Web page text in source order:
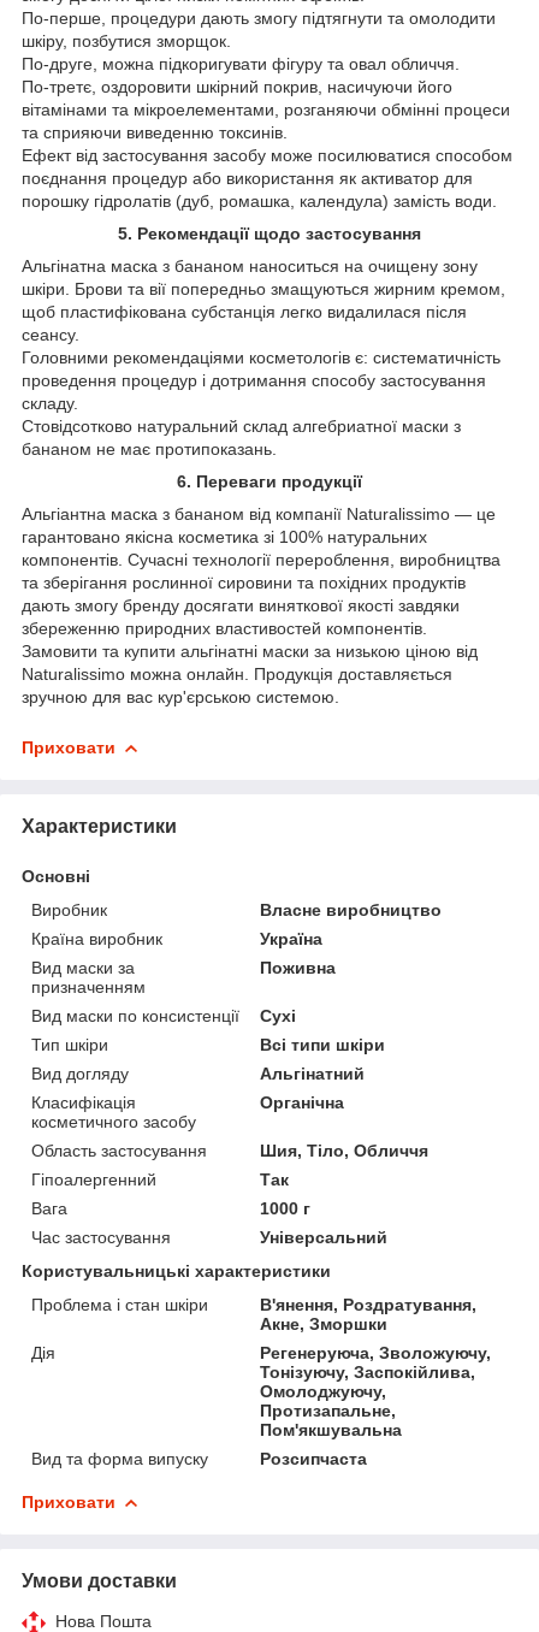
По-перше, процедури дають змогу підтягнути та омолодити
шкіру, позбутися зморщок.
По-друге, можна підкоригувати фігуру та овал обличчя.
По-третє, оздоровити шкірний покрив, насичуючи його
вітамінами та мікроелементами, розганяючи обмінні процеси
та сприяючи виведенню токсинів.
Ефект від застосування засобу може посилюватися способом
поєднання процедур або використання як активатор для
порошку гідролатів (дуб, ромашка, календула) замість води.
5. Рекомендації щодо застосування
Альгінатна маска з бананом наноситься на очищену зону
шкіри. Брови та вії попередньо змащуються жирним кремом,
щоб пластифікована субстанція легко видалилася після
сеансу.
Головними рекомендаціями косметологів є: систематичність
проведення процедур і дотримання способу застосування
складу.
Стовідсотково натуральний склад алгебриатної маски з
бананом не має протипоказань.
6. Переваги продукції
Альгіантна маска з бананом від компанії Naturalissimo — це
гарантовано якісна косметика зі 100% натуральних
компонентів. Сучасні технології перероблення, виробництва
та зберігання рослинної сировини та похідних продуктів
дають змогу бренду досягати виняткової якості завдяки
збереженню природних властивостей компонентів.
Замовити та купити альгінатні маски за низькою ціною від
Naturalissimo можна онлайн. Продукція доставляється
зручною для вас кур'єрською системою.
Приховати
Характеристики
Основні
Виробник
Власне виробництво
Країна виробник
Україна
Вид маски за
призначенням
Поживна
Вид маски по консистенції
Сухі
Тип шкіри
Всі типи шкіри
Вид догляду
Альгінатний
Класифікація
косметичного засобу
Органічна
Область застосування
Шия, Тіло, Обличчя
Гіпоалергенний
Так
Вага
1000 г
Час застосування
Універсальний
Користувальницькі характеристики
Проблема і стан шкіри
В'янення, Роздратування,
Акне, Зморшки
Дія
Регенеруюча, Зволожуючу,
Тонізуючу, Заспокійлива,
Омолоджуючу,
Протизапальне,
Пом'якшувальна
Вид та форма випуску
Розсипчаста
Приховати
Умови доставки
Нова Пошта